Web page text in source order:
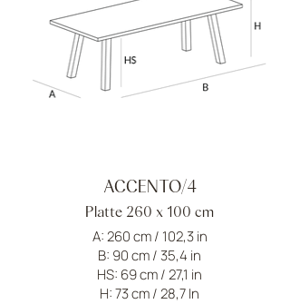
ACCENTO/4
Platte 260 x 100 cm
A: 260 cm / 102,3 in
B: 90 cm / 35,4 in
HS: 69 cm / 27,1 in
H: 73 cm / 28,7 In